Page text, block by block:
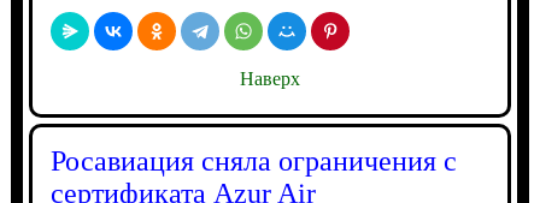
Наверх
Росавиация сняла ограничения с
сертификата Azur Air